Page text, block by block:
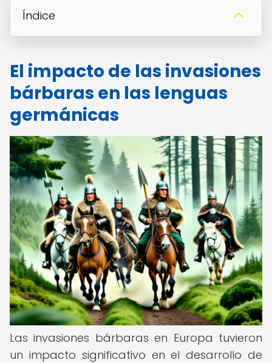
Índice
El impacto de las invasiones
bárbaras en las lenguas
germánicas
Las invasiones bárbaras en Europa tuvieron
un impacto significativo en el desarrollo de